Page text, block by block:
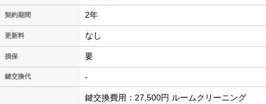
契約期間 2年
更新料 なし
損保 要
鍵交換代 -
鍵交換費用：27,500円 ルームクリーニング